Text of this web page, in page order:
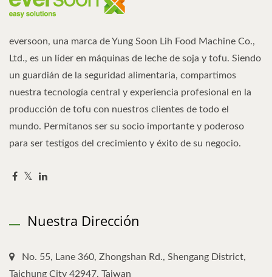
eversoon, una marca de Yung Soon Lih Food Machine Co.,
Ltd., es un líder en máquinas de leche de soja y tofu. Siendo
un guardián de la seguridad alimentaria, compartimos
nuestra tecnología central y experiencia profesional en la
producción de tofu con nuestros clientes de todo el
mundo. Permítanos ser su socio importante y poderoso
para ser testigos del crecimiento y éxito de su negocio.
Nuestra Dirección
No. 55, Lane 360, Zhongshan Rd., Shengang District,
Taichung City 42947, Taiwan